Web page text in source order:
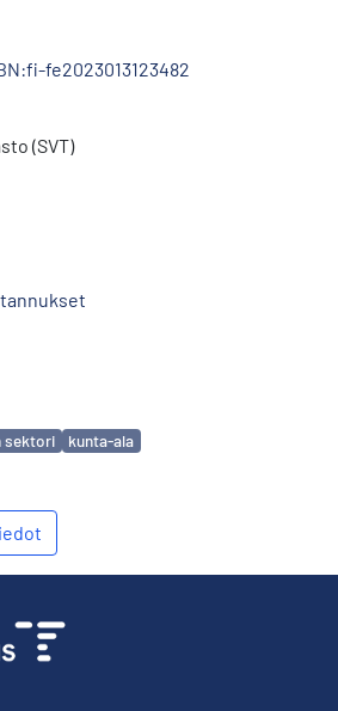
fe2023013123482
(SVT)
sektori kunta-ala